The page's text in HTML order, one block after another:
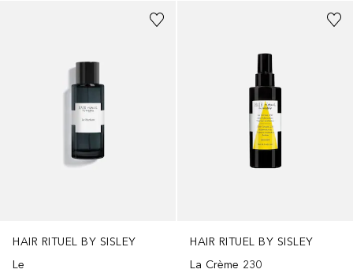
HAIR RITUEL BY SISLEY
Le
HAIR RITUEL BY SISLEY
La Crème 230